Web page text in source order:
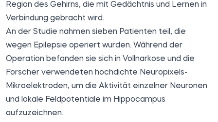
Region des Gehirns, die mit Gedächtnis und Lernen in
Verbindung gebracht wird.
An der Studie nahmen sieben Patienten teil, die
wegen Epilepsie operiert wurden. Während der
Operation befanden sie sich in Vollnarkose und die
Forscher verwendeten hochdichte Neuropixels-
Mikroelektroden, um die Aktivität einzelner Neuronen
und lokale Feldpotentiale im Hippocampus
aufzuzeichnen.